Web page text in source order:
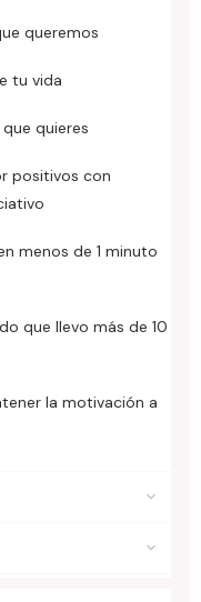
queremos
tu vida
quieres
positivos con
menos de 1 minuto
que llevo más de 10
la motivación a